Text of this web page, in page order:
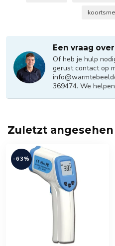
Een vraag
Of heb je hulp
gerust contact op
369474. We
Zuletzt angesehen
-63%